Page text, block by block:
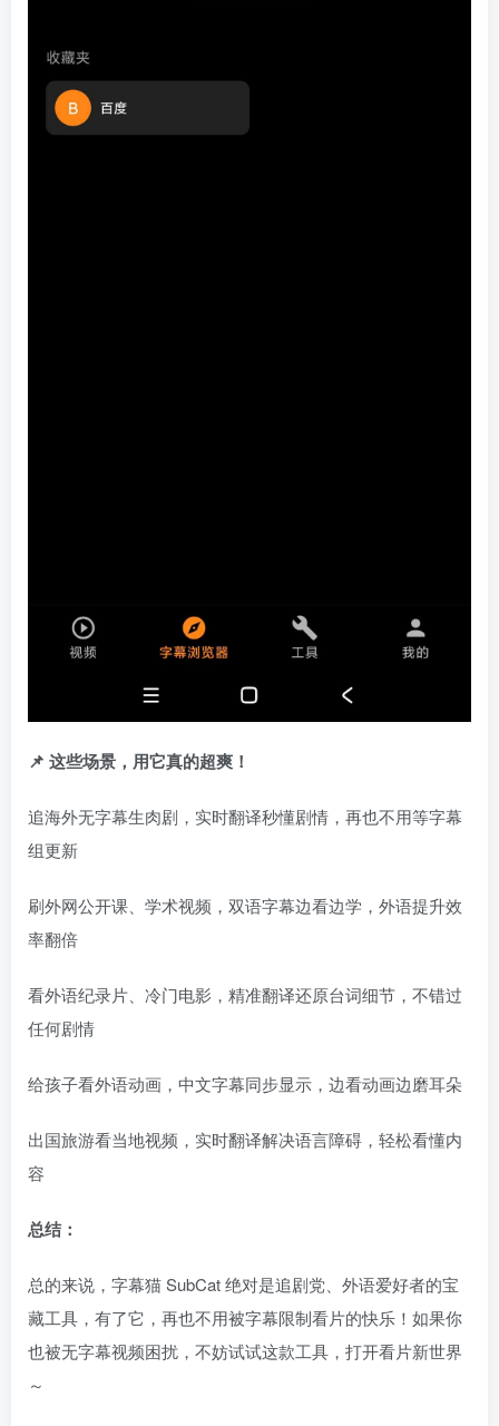
📌 这些场景，用它真的超爽！
追海外无字幕生肉剧，实时翻译秒懂剧情，再也不用等字幕
组更新
刷外网公开课、学术视频，双语字幕边看边学，外语提升效
率翻倍
看外语纪录片、冷门电影，精准翻译还原台词细节，不错过
任何剧情
给孩子看外语动画，中文字幕同步显示，边看动画边磨耳朵
出国旅游看当地视频，实时翻译解决语言障碍，轻松看懂内
容
总结：
总的来说，字幕猫 SubCat 绝对是追剧党、外语爱好者的宝
藏工具，有了它，再也不用被字幕限制看片的快乐！如果你
也被无字幕视频困扰，不妨试试这款工具，打开看片新世界
～